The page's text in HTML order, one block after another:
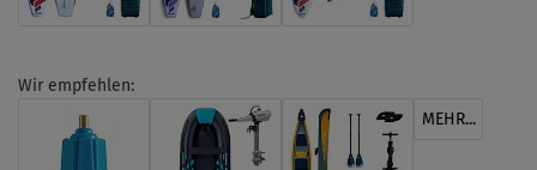
Wir empfehlen:
MEHR...